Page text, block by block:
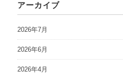
アーカイブ
2026年7月
2026年6月
2026年4月